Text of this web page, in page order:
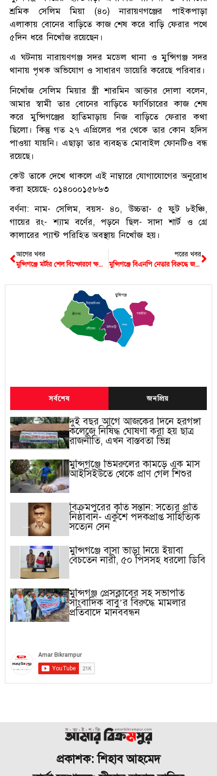
শ্রমিক সেলিম মিয়া (৪০) নারায়ণগঞ্জের পাইকপাড়া
এলাকায় বোনের বাড়িতে কাজ শেষ করে বাড়ি ফেরার পথে
৫দিন ধরে নিখোঁজ রয়েছেন।
এ ঘটনায় নারায়ণগঞ্জ সদর মডেল থানা ও মুন্সিগঞ্জ সদর
থানায় পৃথক অভিযোগ ও সাধারণ ডায়েরি করেছে পরিবার।
নিখোঁজ সেলিম মিয়ার স্ত্রী শারমিন আক্তার দোলা বলেন,
আমার স্বামী তার বোনের বাড়িতে ফার্ণিচারের কাজ শেষ
করে মুন্সিগঞ্জের হাতিমাড়ায় নিজ বাড়িতে ফেরার কথা
ছিলো। কিন্তু গত ২৭ এপ্রিলের পর থেকে তার কোন হদিস
পাওয়া যায়নি। এছাড়া তার ব্যবহৃত মোবাইল ফোনটিও বন্ধ
রয়েছে।
কেউ তাকে দেখে থাকলে এই নাম্বারে যোগাযোগের অনুরোধ
করা হয়েছে- ০১৪০০০১৫৮৬৩
বর্ণনা: নাম- সেলিম, বয়স- ৪০, উচ্চতা- ৫ ফুট ৮ইঞ্চি,
গায়ের রং- শ্যাম বর্ণের, পড়নে ছিল- সাদা শার্ট ও গ্রে
কালারের প্যান্ট পরিহিত অবস্থায় নিখোঁজ হয়।
আগের খবর
মুন্সিগঞ্জে মর্টার শেল বিস্ফোরণে ক্ষতিগ্রস্থদের সহায়তার উদ্যোগ প্রশাসনের
পরের খবর
মুন্সিগঞ্জে বিএনপি নেতার বিরুদ্ধে জমি দখলের অভিযোগ
শ্রীনগর
সিরাজদিখান
টংগিবাড়ী
সদর
গজারিয়া
লৌহজং
মুন্সিগঞ্জ
সর্বশেষ জনপ্রিয়
দুই বছর আগে আজকের দিনে হরগঙ্গা
কলেজে নিষিদ্ধ ঘোষণা করা হয় ছাত্র
রাজনীতি, এখন বাস্তবতা ভিন্ন
মুন্সিগঞ্জে ভিমরুলের কামড়ে এক মাস
আইসিইউতে থেকে প্রাণ গেল শিশুর
বিক্রমপুরের কৃতি সন্তান: সত্যের প্রতি
নিষ্ঠাবান- একুশে পদকপ্রাপ্ত সাহিত্যিক
সত্যেন সেন
মুন্সিগঞ্জে বাসা ভাড়া নিয়ে ইয়াবা
বেচতেন নারী, ৫০ পিসসহ ধরলো ডিবি
মুন্সিগঞ্জ প্রেসক্লাবের সহ সভাপতি
সাংবাদিক বাবু’র বিরুদ্ধে মামলার
প্রতিবাদে মানববন্ধন
প্রকাশক: শিহাব আহমেদ